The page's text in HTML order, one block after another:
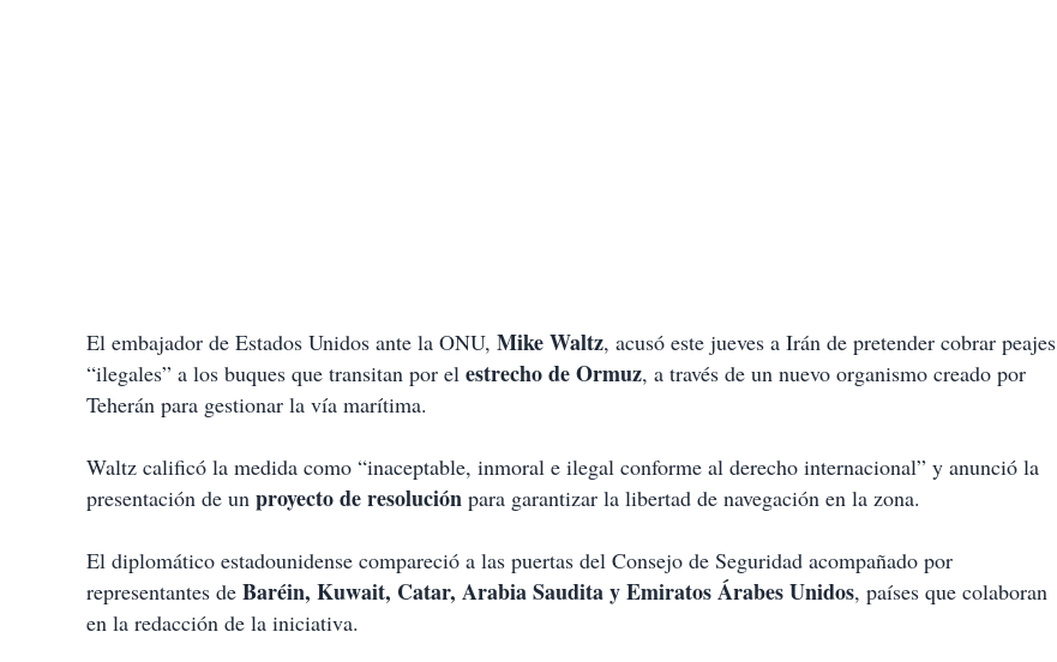
El embajador de Estados Unidos ante la ONU, Mike Waltz, acusó este jueves a Irán de pretender cobrar peajes
“ilegales” a los buques que transitan por el estrecho de Ormuz, a través de un nuevo organismo creado por
Teherán para gestionar la vía marítima.
Waltz calificó la medida como “inaceptable, inmoral e ilegal conforme al derecho internacional” y anunció la
presentación de un proyecto de resolución para garantizar la libertad de navegación en la zona.
El diplomático estadounidense compareció a las puertas del Consejo de Seguridad acompañado por
representantes de Baréin, Kuwait, Catar, Arabia Saudita y Emiratos Árabes Unidos, países que colaboran
en la redacción de la iniciativa.